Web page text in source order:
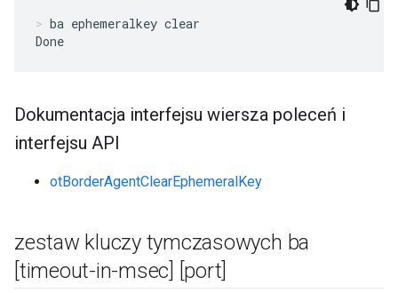
ba ephemeralkey clear
Done
Dokumentacja interfejsu wiersza poleceń i
interfejsu API
otBorderAgentClearEphemeralKey
zestaw kluczy tymczasowych ba
[timeout-in-msec] [port]